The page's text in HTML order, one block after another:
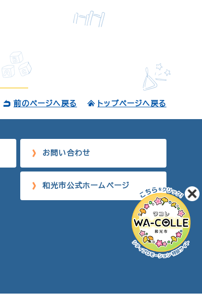
前のページへ戻る トップページへ戻る
お問い合わせ
和光市公式ホームページ